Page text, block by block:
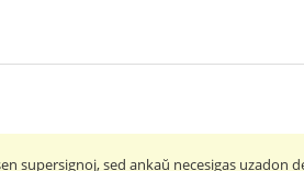
supersignoj, sed ankaŭ necesigas uzadon